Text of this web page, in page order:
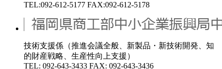
TEL:092-612-5177 FAX:092-612-5178
技術支援係（推進会議全般、新製品・新技術開発、知
的財産戦略、生産性向上支援）
TEL: 092-643-3433 FAX: 092-643-3436